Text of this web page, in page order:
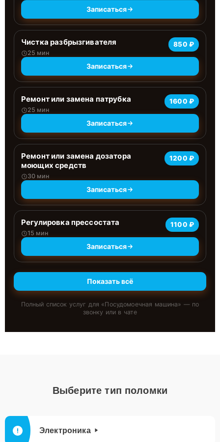
Записаться
Чистка разбрызгивателя
25 мин
850 ₽
Записаться
Ремонт или замена патрубка
25 мин
1600 ₽
Записаться
Ремонт или замена дозатора
моющих средств
30 мин
1200 ₽
Записаться
Регулировка прессостата
15 мин
1100 ₽
Записаться
Показать всё
Полный список услуг для «Посудомоечная машина» — по
звонку или в чате
Выберите тип поломки
Электроника